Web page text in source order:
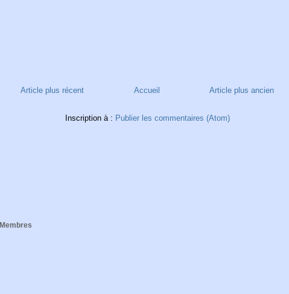
Article plus récent Article plus ancien
Accueil
Inscription à : Publier les commentaires (Atom)
Membres